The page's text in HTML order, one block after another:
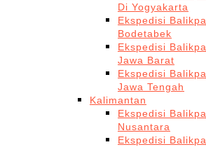
Di Yogyakarta
Ekspedisi
Bodetabek
Ekspedisi
Jawa Barat
Ekspedisi
Jawa Tengah
Kalimantan
Ekspedisi
Nusantara
Ekspedisi